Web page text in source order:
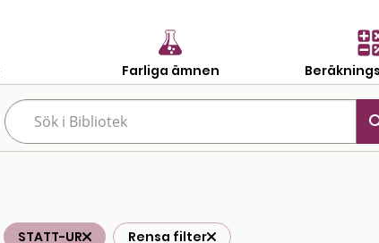
Farliga ämnen
STATT-UR Rensa filter